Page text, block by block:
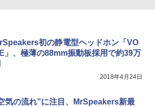
初の静電型ヘッドホン「VO
」、極薄の88mm振動板採用で約39万
2018年4月24日
気の流れ”に注目、MrSpeakers新最